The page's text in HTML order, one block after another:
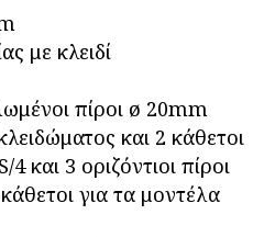
με κλειδί
πίροι ø 20mm
και 2 κάθετοι
και 3 οριζόντιοι πίροι
για τα μοντέλα